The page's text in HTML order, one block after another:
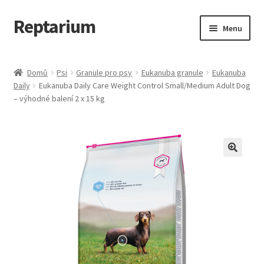
Přeskočit
na
Přejít
k
webu
Reptarium Menu
Košík
Domů Psi Granule pro psy Eukanuba granule
Eukanuba
Daily
Eukanuba Daily Care Weight Control Small/Medium Adult Dog
– výhodné balení 2 x 15 kg